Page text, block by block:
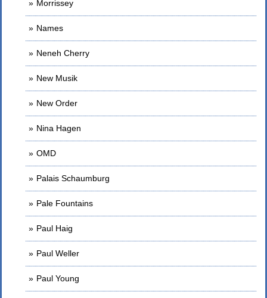
Morrissey
Names
Neneh Cherry
New Musik
New Order
Nina Hagen
OMD
Palais Schaumburg
Pale Fountains
Paul Haig
Paul Weller
Paul Young